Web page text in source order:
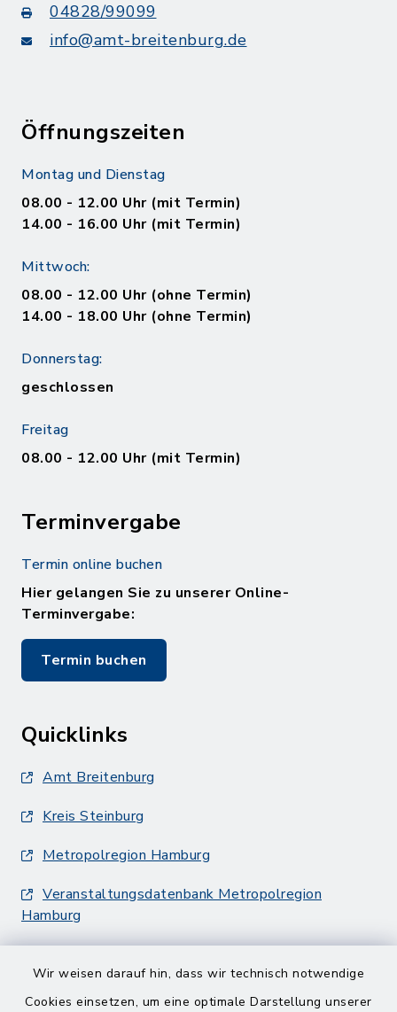
Wir weisen darauf hin, dass wir technisch notwendige
Cookies einsetzen, um eine optimale Darstellung unserer
04828/99099
info@amt-breitenburg.de
Öffnungszeiten
Montag und Dienstag
08.00 - 12.00 Uhr (mit Termin)
14.00 - 16.00 Uhr (mit Termin)
Mittwoch:
08.00 - 12.00 Uhr (ohne Termin)
14.00 - 18.00 Uhr (ohne Termin)
Donnerstag:
geschlossen
Freitag
08.00 - 12.00 Uhr (mit Termin)
Terminvergabe
Termin online buchen
Hier gelangen Sie zu unserer Online-
Terminvergabe:
Termin buchen
Quicklinks
Amt Breitenburg
Kreis Steinburg
Metropolregion Hamburg
Veranstaltungsdatenbank Metropolregion
Hamburg